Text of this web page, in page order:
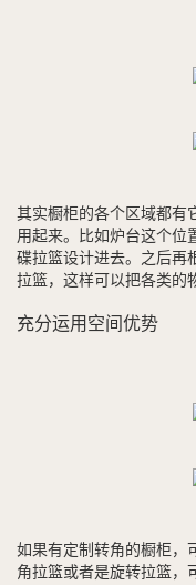
其实橱柜的各个区域都有
用起来。比如炉台这个位
碟拉篮设计进去。之后再
拉篮，这样可以把各类的
充分运用空间优势
如果有定制转角的橱柜，
角拉篮或者是旋转拉篮，